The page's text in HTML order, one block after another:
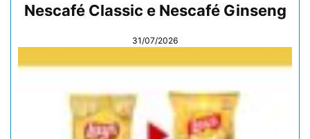
Nescafé Classic e Nescafé Ginseng
31/07/2026